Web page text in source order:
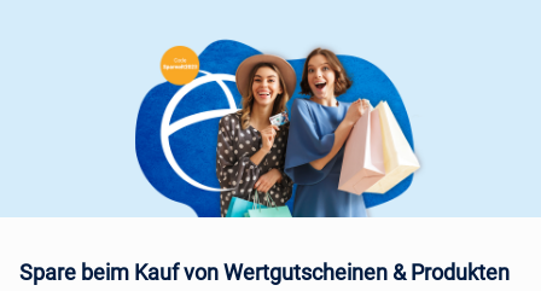
Spare beim Kauf von Wertgutscheinen & Produkten